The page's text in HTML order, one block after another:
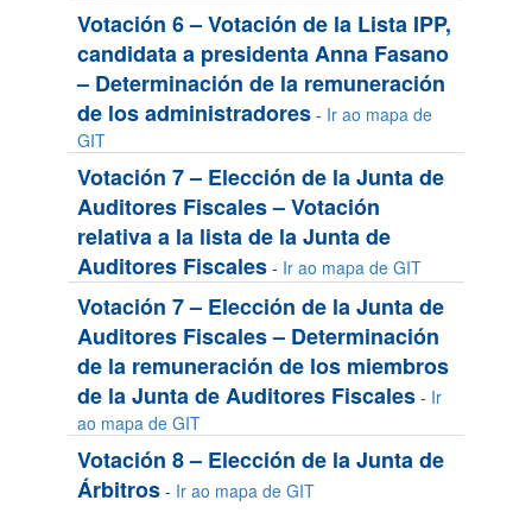
Votación 6 – Votación de la Lista IPP,
candidata a presidenta Anna Fasano
– Determinación de la remuneración
de los administradores - Ir ao mapa de
GIT
Votación 7 – Elección de la Junta de
Auditores Fiscales – Votación
relativa a la lista de la Junta de
Auditores Fiscales - Ir ao mapa de GIT
Votación 7 – Elección de la Junta de
Auditores Fiscales – Determinación
de la remuneración de los miembros
de la Junta de Auditores Fiscales - Ir
ao mapa de GIT
Votación 8 – Elección de la Junta de
Árbitros - Ir ao mapa de GIT